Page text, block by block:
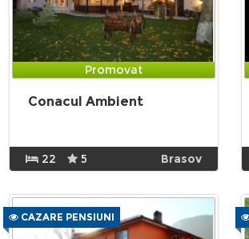
Promovat
Conacul Ambient
22 5 Brasov
CAZARE PENSIUNI